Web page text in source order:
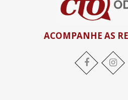
ACOMPANHE AS
Facebook Instagram